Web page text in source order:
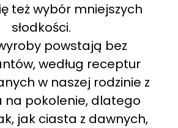
też wybór mniejszych
słodkości.
powstają bez
według receptur
w naszej rodzinie z
na pokolenie, dlatego
jak ciasta z dawnych,